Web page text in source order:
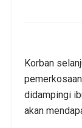
Korban
didampingi
akan